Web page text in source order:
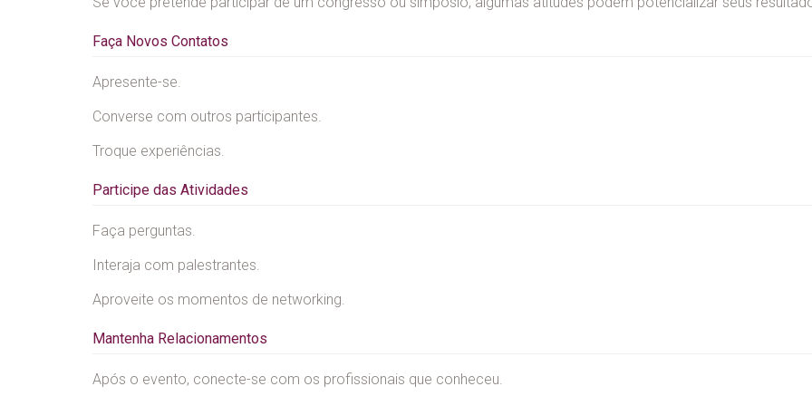
Faça Novos Contatos
Apresente-se.
Converse com outros participantes.
Troque experiências.
Participe das Atividades
Faça perguntas.
Interaja com palestrantes.
Aproveite os momentos de networking.
Mantenha Relacionamentos
Após o evento, conecte-se com os profissionais que conheceu.